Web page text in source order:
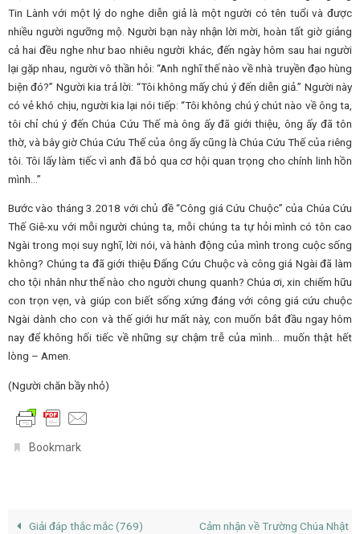
Tin Lành với một lý do nghe diễn giả là một người có tên tuổi và được
nhiều người ngưỡng mộ. Người bạn này nhận lời mời, hoàn tất giờ giảng
cả hai đều nghe như bao nhiêu người khác, đến ngày hôm sau hai người
lại gặp nhau, người vô thần hỏi: “Anh nghĩ thế nào về nhà truyền đạo hùng
biện đó?” Người kia trả lời: “Tôi không mấy chú ý đến diễn giả.” Người này
có vẻ khó chịu, người kia lại nói tiếp: “Tôi không chú ý chút nào về ông ta,
tôi chỉ chú ý đến Chúa Cứu Thế mà ông ấy đã giới thiệu, ông ấy đã tôn
thờ, và bây giờ Chúa Cứu Thế của ông ấy cũng là Chúa Cứu Thế của riêng
tôi. Tôi lấy làm tiếc vì anh đã bỏ qua cơ hội quan trọng cho chính linh hồn
mình…”
Bước vào tháng 3.2018 với chủ đề “Công giá Cứu Chuộc” của Chúa Cứu
Thế Giê-xu với mỗi người chúng ta, mỗi chúng ta tự hỏi mình có tôn cao
Ngài trong mọi suy nghĩ, lời nói, và hành động của mình trong cuộc sống
không? Chúng ta đã giới thiệu Đấng Cứu Chuộc và công giá Ngài đã làm
cho tội nhân như thế nào cho người chung quanh? Chúa ơi, xin chiếm hữu
con trọn vẹn, và giúp con biết sống xứng đáng với công giá cứu chuộc
Ngài dành cho con và thế giới hư mất này, con muốn bắt đầu ngay hôm
nay để không hối tiếc về những sự chậm trễ của mình… muốn thật hết
lòng – Amen.
(Người chăn bầy nhỏ)
Bookmark
Giải đáp thắc mắc (769) Cảm nhận về Trường Chúa Nhật